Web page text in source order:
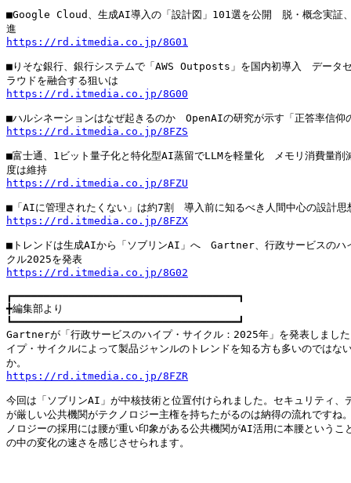
■Google Cloud、生成AI導入の「設計図」101選を公開　脱・概念実証
https://rd.itmedia.co.jp/8G01
■りそな銀行、銀行システムで「AWS Outposts」を国内初導入　データ
https://rd.itmedia.co.jp/8G00
https://rd.itmedia.co.jp/8FZS
■富士通、1ビット量子化と特化型AI蒸留でLLMを軽量化　メモリ消費量削
https://rd.itmedia.co.jp/8FZU
https://rd.itmedia.co.jp/8FZX
■トレンドは生成AIから「ソブリンAI」へ　Gartner、行政サービスのハ
https://rd.itmedia.co.jp/8G02
┏━━━━━━━━━━━━━━━━━━━━━━━━━━━━━━━━━━━━┓
╋編集部より
┗━━━━━━━━━━━━━━━━━━━━━━━━━━━━━━━━━━━━┛
Gartnerが「行政サービスのハイプ・サイクル：2025年」を発表しまし
イプ・サイクルによって製品ジャンルのトレンドを知る方も多いのではな
https://rd.itmedia.co.jp/8FZR
今回は「ソブリンAI」が中核技術と位置付けられました。セキュリティ、
が厳しい公共機関がテクノロジー主権を持ちたがるのは納得の流れですね
ノロジーの採用には腰が重い印象がある公共機関がAI活用に本腰というこ
の中の変化の速さを感じさせられます。